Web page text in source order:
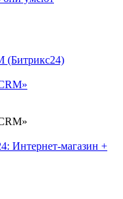
(Битрикс24)
Интернет-магазин +